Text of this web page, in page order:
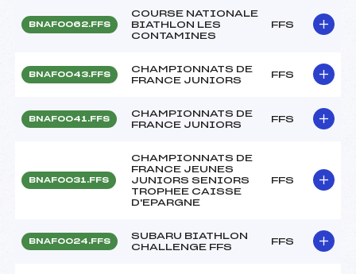
BNAF0062.FFS
COURSE NATIONALE
BIATHLON LES
CONTAMINES
FFS
BNAF0043.FFS
CHAMPIONNATS DE
FRANCE JUNIORS
FFS
BNAF0041.FFS
CHAMPIONNATS DE
FRANCE JUNIORS
FFS
BNAF0031.FFS
CHAMPIONNATS DE
FRANCE JEUNES
JUNIORS SENIORS
TROPHEE CAISSE
D'EPARGNE
FFS
BNAF0024.FFS
SUBARU BIATHLON
CHALLENGE FFS
FFS